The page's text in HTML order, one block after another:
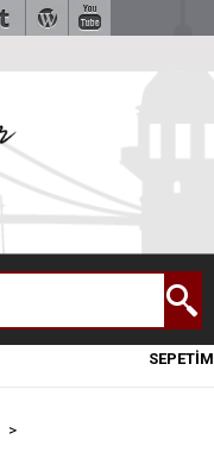
SEPETİM
>